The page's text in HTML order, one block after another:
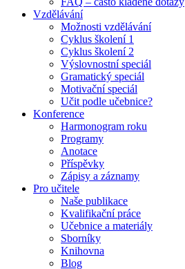
Vzdělávání
Možnosti vzdělávání
Cyklus školení 1
Cyklus školení 2
Výslovnostní speciál
Gramatický speciál
Motivační speciál
Učit podle učebnice?
Konference
Harmonogram roku
Programy
Anotace
Příspěvky
Zápisy a záznamy
Pro učitele
Naše publikace
Kvalifikační práce
Učebnice a materiály
Sborníky
Knihovna
Blog